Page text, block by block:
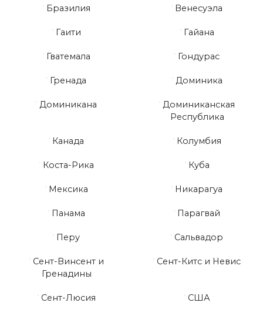
Бразилия Венесуэла
Гаити Гайана
Гватемала Гондурас
Гренада Доминика
Доминикана
Доминиканская
Республика
Канада Колумбия
Коста-Рика Куба
Мексика Никарагуа
Панама Парагвай
Перу Сальвадор
Сент-Винсент и
Гренадины
Сент-Китс и Невис
Сент-Люсия США